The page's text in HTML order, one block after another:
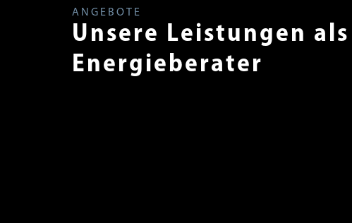
ANGEBOTE
Unsere Leistungen als
Energieberater